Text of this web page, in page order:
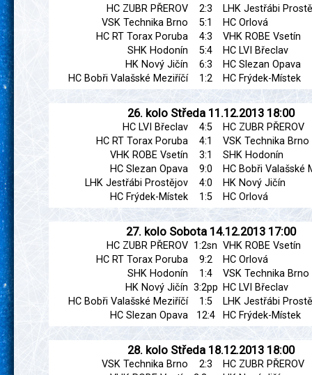
HC ZUBR PŘEROV 2:3
LHK Jestřábi
VSK Technika Brno
5:1
HC Orlová
HC RT Torax Poruba
4:3
VHK ROBE Vsetín
SHK Hodonín
5:4
HC LVI Břeclav
HK Nový Jičín
6:3
HC Slezan Opava
HC Bobři Valašské Meziříčí
1:2 HC Frýdek-Místek
26. kolo Středa 11.12.2013 18:00
HC LVI Břeclav 4:5
HC ZUBR PŘEROV
HC RT Torax Poruba
4:1
VSK Technika Brno
VHK ROBE Vsetín
3:1
SHK Hodonín
HC Slezan Opava
9:0
HC Bobři Valašské
LHK Jestřábi Prostějov
4:0
HK Nový Jičín
HC Frýdek-Místek
1:5 HC Orlová
27. kolo Sobota 14.12.2013 17:00
HC ZUBR PŘEROV 1:2sn VHK ROBE Vsetín
HC RT Torax Poruba
9:2
HC Orlová
SHK Hodonín
1:4
VSK Technika Brno
HK Nový Jičín 3:2pp HC LVI Břeclav
HC Bobři Valašské Meziříčí
1:5
LHK Jestřábi
HC Slezan Opava
12:4 HC Frýdek-Místek
28. kolo Středa 18.12.2013 18:00
VSK Technika Brno 2:3
HC ZUBR PŘEROV